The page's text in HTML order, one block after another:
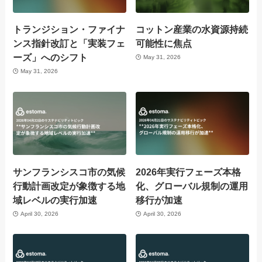
トランジション・ファイナ
ンス指針改訂と「実装フェ
ーズ」へのシフト
May 31, 2026
コットン産業の水資源持続
可能性に焦点
May 31, 2026
サンフランシスコ市の気候
行動計画改定が象徴する地
域レベルの実行加速
April 30, 2026
2026年実行フェーズ本格
化、グローバル規制の運用
移行が加速
April 30, 2026